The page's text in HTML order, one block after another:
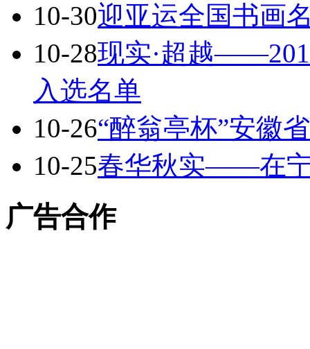
10-30迎亚运全国书画
10-28现实·超越
入选名单
10-26“醉翁亭杯”安徽
10-25春华秋实——在宁
广告合作